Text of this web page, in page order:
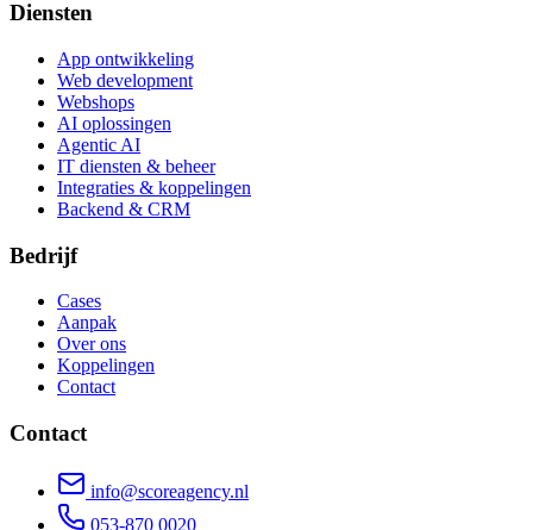
Diensten
App ontwikkeling
Web development
Webshops
AI oplossingen
Agentic AI
IT diensten & beheer
Integraties & koppelingen
Backend & CRM
Bedrijf
Cases
Aanpak
Over ons
Koppelingen
Contact
Contact
info@scoreagency.nl
053-870 0020